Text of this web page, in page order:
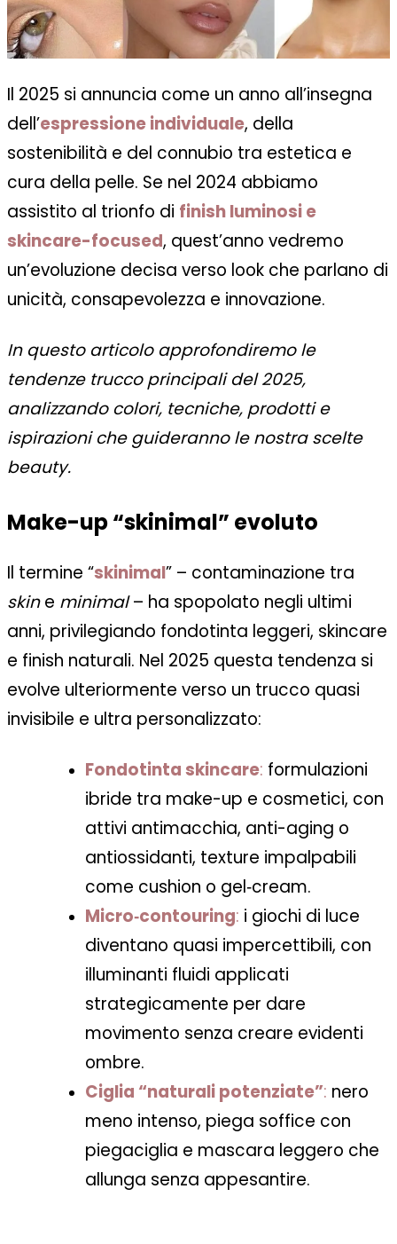
Il 2025 si annuncia come un anno all’insegna
dell’espressione individuale, della
sostenibilità e del connubio tra estetica e
cura della pelle. Se nel 2024 abbiamo
assistito al trionfo di finish luminosi e
skincare-focused, quest’anno vedremo
un’evoluzione decisa verso look che parlano di
unicità, consapevolezza e innovazione.
In questo articolo approfondiremo le
tendenze trucco principali del 2025,
analizzando colori, tecniche, prodotti e
ispirazioni che guideranno le nostra scelte
beauty.
Make-up “skinimal” evoluto
Il termine “skinimal” – contaminazione tra
skine minimal– ha spopolato negli ultimi
anni, privilegiando fondotinta leggeri, skincare
e finish naturali. Nel 2025 questa tendenza si
evolve ulteriormente verso un trucco quasi
invisibile e ultra personalizzato:
Fondotinta skincare: formulazioni
ibride tra make-up e cosmetici, con
attivi antimacchia, anti-aging o
antiossidanti, texture impalpabili
come cushion o gel‑cream.
Micro‑contouring: i giochi di luce
diventano quasi impercettibili, con
illuminanti fluidi applicati
strategicamente per dare
movimento senza creare evidenti
ombre.
Ciglia “naturali potenziate”: nero
meno intenso, piega soffice con
piegaciglia e mascara leggero che
allunga senza appesantire.